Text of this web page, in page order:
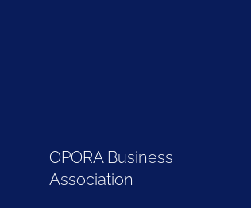
OPORA Business
Association